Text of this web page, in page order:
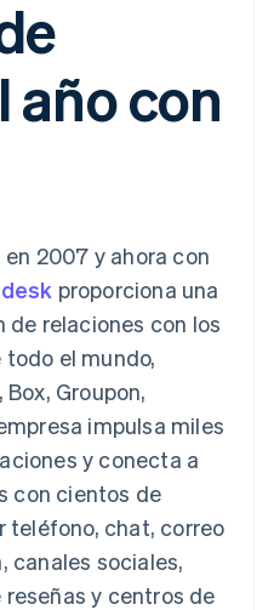
Sigma
dinero
IA
y ocio
y
ánimo de
consumo
virtuales
gestiona
de
código
API
del
anual
ventas
en socio
año con
2007 y ahora con
proporciona una
de relaciones con los
el mundo,
Groupon,
impulsa miles
y conecta a
con cientos de
teléfono, chat, correo
canales sociales,
y centros de